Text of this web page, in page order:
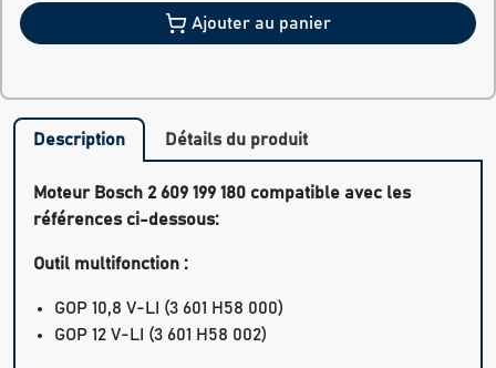
Ajouter au panier
Description Détails du produit
Moteur Bosch 2 609 199 180 compatible avec les
références ci-dessous:
Outil multifonction :
GOP 10,8 V-LI (3 601 H58 000)
GOP 12 V-LI (3 601 H58 002)